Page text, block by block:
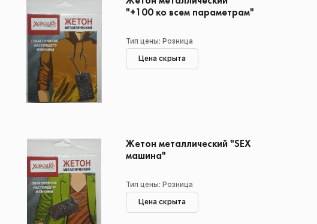
"+100 ко всем параметрам"
Тип цены: Розница
Цена скрыта
Жетон металлический "SEX
машина"
Тип цены: Розница
Цена скрыта